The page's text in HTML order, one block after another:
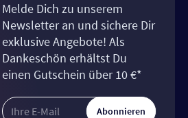
Melde Dich zu unserem
Newsletter an und sichere Dir
exklusive Angebote! Als
Dankeschön erhältst Du
einen Gutschein über 10 €*
Abonnieren